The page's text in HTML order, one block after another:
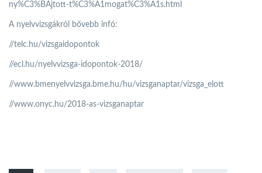
ny%C3%BAjtott-t%C3%A1mogat%C3%A1s.html
A nyelvvizsgákról bővebb infó:
//telc.hu/vizsgaidopontok
//ecl.hu/nyelvvizsga-idopontok-2018/
//www.bmenyelvvizsga.bme.hu/hu/vizsganaptar/vizsga_elott
//www.onyc.hu/2018-as-vizsganaptar